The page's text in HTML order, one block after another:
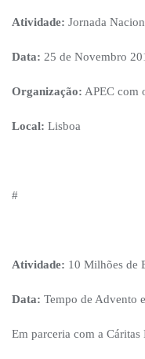
Atividade: Jornada
Data: 25 de Novembro
Organização: APEC com
Local: Lisboa
#
Atividade: 10 Milhões de
Data: Tempo de Advento
Em parceria com a Cáritas